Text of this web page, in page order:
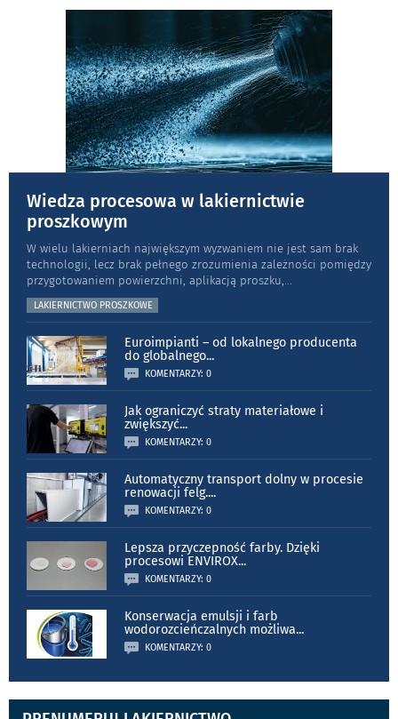
Wiedza procesowa w lakiernictwie
proszkowym
W wielu lakierniach największym wyzwaniem nie jest sam brak
technologii, lecz brak pełnego zrozumienia zależności pomiędzy
przygotowaniem powierzchni, aplikacją proszku,...
LAKIERNICTWO PROSZKOWE
Euroimpianti – od lokalnego producenta
do globalnego...
KOMENTARZY: 0
Jak ograniczyć straty materiałowe i
zwiększyć...
KOMENTARZY: 0
Automatyczny transport dolny w procesie
renowacji felg....
KOMENTARZY: 0
Lepsza przyczepność farby. Dzięki
procesowi ENVIROX...
KOMENTARZY: 0
Konserwacja emulsji i farb
wodorozcieńczalnych możliwa...
KOMENTARZY: 0